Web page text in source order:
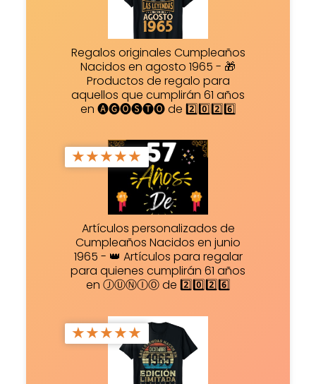
Regalos originales Cumpleaños
Nacidos en agosto 1965 - 🎁
Productos de regalo para
aquellos que cumplirán 61 años
en 🅐🅖🅞🅢🅣🅞 de 2️⃣0️⃣2️⃣6️⃣
★★★★★
Artículos personalizados de
Cumpleaños Nacidos en junio
1965 - 👑 Artículos para regalar
para quienes cumplirán 61 años
en ⒿⓊⓃⒾⓄ de 2️⃣0️⃣2️⃣6️⃣
★★★★★